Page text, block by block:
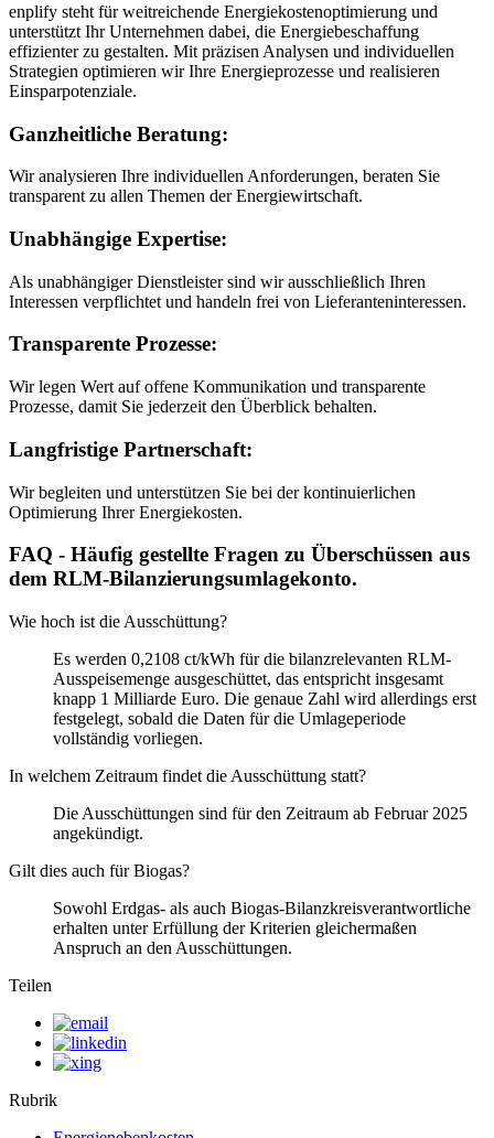
enplify steht für weitreichende Energiekostenoptimierung und
unterstützt Ihr Unternehmen dabei, die Energiebeschaffung
effizienter zu gestalten. Mit präzisen Analysen und individuellen
Strategien optimieren wir Ihre Energieprozesse und realisieren
Einsparpotenziale.
Ganzheitliche Beratung:
Wir analysieren Ihre individuellen Anforderungen, beraten Sie
transparent zu allen Themen der Energiewirtschaft.
Unabhängige Expertise:
Als unabhängiger Dienstleister sind wir ausschließlich Ihren
Interessen verpflichtet und handeln frei von Lieferanteninteressen.
Transparente Prozesse:
Wir legen Wert auf offene Kommunikation und transparente
Prozesse, damit Sie jederzeit den Überblick behalten.
Langfristige Partnerschaft:
Wir begleiten und unterstützen Sie bei der kontinuierlichen
Optimierung Ihrer Energiekosten.
FAQ - Häufig gestellte Fragen zu Überschüssen aus
dem RLM-Bilanzierungsumlagekonto.
Wie hoch ist die Ausschüttung?
Es werden 0,2108 ct/kWh für die bilanzrelevanten RLM-
Ausspeisemenge ausgeschüttet, das entspricht insgesamt
knapp 1 Milliarde Euro. Die genaue Zahl wird allerdings erst
festgelegt, sobald die Daten für die Umlageperiode
vollständig vorliegen.
In welchem Zeitraum findet die Ausschüttung statt?
Die Ausschüttungen sind für den Zeitraum ab Februar 2025
angekündigt.
Gilt dies auch für Biogas?
Sowohl Erdgas- als auch Biogas-Bilanzkreisverantwortliche
erhalten unter Erfüllung der Kriterien gleichermaßen
Anspruch an den Ausschüttungen.
Teilen
Rubrik